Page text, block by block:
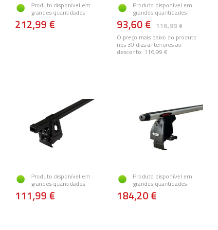
Produto disponível em
grandes quantidades
212,99 €
Produto disponível em
grandes quantidades
116,99 €
93,60 €
O preço mais baixo do produto
nos 30 dias anteriores ao
desconto: 116,99 €
Produto disponível em
grandes quantidades
111,99 €
Produto disponível em
grandes quantidades
184,20 €